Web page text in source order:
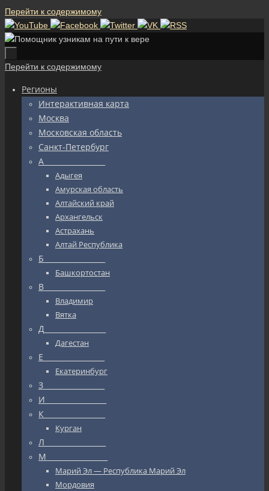
Перейти к содержимому
Перейти к содержимому
Регионы
Интерактивная карта
Москва
Московская область
Санкт-Петербург
А_________________
Адыгея
Амурская область
Алтайский край
Архангельск
Астрахань
Алтай Республика
Б_________________
Башкортостан
В_________________
Владимир
Вятка
Д_________________
Дагестан
Е_________________
Екатеринбург
З_________________
И_________________
К_________________
Курган
Л_________________
М_________________
Марий Эл — Республика Марий Эл
Мордовия